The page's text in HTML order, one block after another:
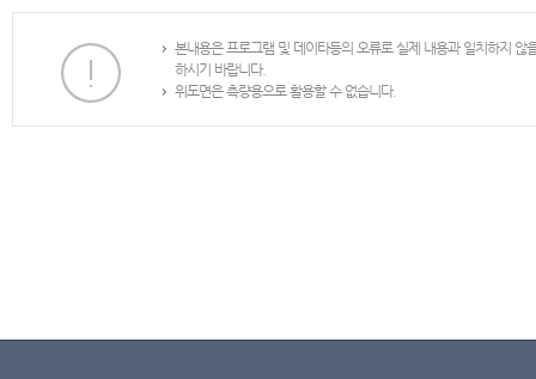
본내용은 프로그램 및 데이타등의 오류로 실제 내용과 일치하지
하시기 바랍니다.
위도면은 측량용으로 활용할 수 없습니다.